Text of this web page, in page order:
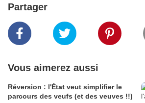
Partager
Vous aimerez aussi
Réversion : l'État veut simplifier le
parcours des veufs (et des veuves !!)